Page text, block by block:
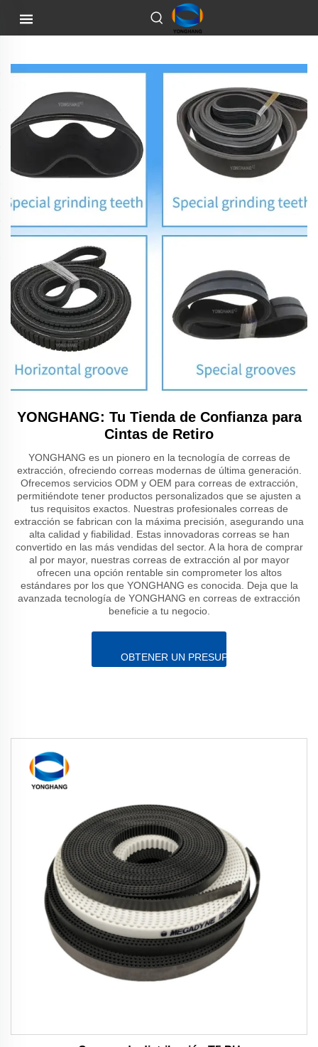
YONGHANG: Tu Tienda de Confianza para
Cintas de Retiro
YONGHANG es un pionero en la tecnología de correas de
extracción, ofreciendo correas modernas de última generación.
Ofrecemos servicios ODM y OEM para correas de extracción,
permitiéndote tener productos personalizados que se ajusten a
tus requisitos exactos. Nuestras profesionales correas de
extracción se fabrican con la máxima precisión, asegurando una
alta calidad y fiabilidad. Estas innovadoras correas se han
convertido en las más vendidas del sector. A la hora de comprar
al por mayor, nuestras correas de extracción al por mayor
ofrecen una opción rentable sin comprometer los altos
estándares por los que YONGHANG es conocida. Deja que la
avanzada tecnología de YONGHANG en correas de extracción
beneficie a tu negocio.
OBTENER UN PRESUPUESTO